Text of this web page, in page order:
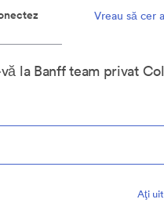
Vreau să cer
la Banff team privat
Aţi